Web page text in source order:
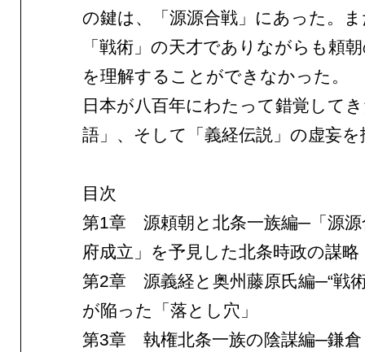
の鍵は、「源源合戦」にあった。
「戦術」の天才でありながらも頼
を理解することができなかった。
日本が八百年にわたって錯覚して
語」、そして「義経伝説」の虚妄を
目次
第1章 源頼朝と北条一族編─「源源
府成立」を予見した北条時政の謀略
第2章 源義経と奥州藤原氏編─“戦
が陥った「落とし穴」
第3章 執権北条一族の陰謀編─鎌倉